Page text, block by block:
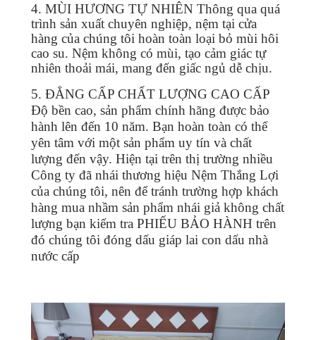
4. MÙI HƯƠNG TỰ NHIÊN Thông qua quá
trình sản xuất chuyên nghiệp, nệm tại cửa
hàng của chúng tôi hoàn toàn loại bỏ mùi hôi
cao su. Nệm không có mùi, tạo cảm giác tự
nhiên thoải mái, mang đến giấc ngủ dễ chịu.
5. ĐẲNG CẤP CHẤT LƯỢNG CAO CẤP
Độ bền cao, sản phẩm chính hãng được bảo
hành lên đến 10 năm. Bạn hoàn toàn có thể
yên tâm với một sản phẩm uy tín và chất
lượng đến vậy. Hiện tại trên thị trường nhiều
Công ty đã nhái thương hiệu Nệm Thắng Lợi
của chúng tôi, nên để tránh trường hợp khách
hàng mua nhầm sản phẩm nhái giả không chất
lượng bạn kiểm tra PHIẾU BẢO HÀNH trên
đó chúng tôi đóng dấu giáp lai con dấu nhà
nước cấp